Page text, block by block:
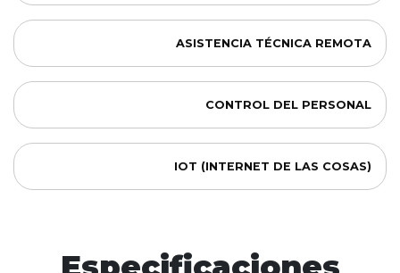
ASISTENCIA TÉCNICA REMOTA
CONTROL DEL PERSONAL
IOT (INTERNET DE LAS COSAS)